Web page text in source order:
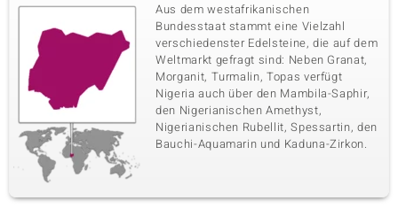
Aus dem westafrikanischen
Bundesstaat stammt eine Vielzahl
verschiedenster Edelsteine, die auf dem
Weltmarkt gefragt sind: Neben Granat,
Morganit, Turmalin, Topas verfügt
Nigeria auch über den Mambila-Saphir,
den Nigerianischen Amethyst,
Nigerianischen Rubellit, Spessartin, den
Bauchi-Aquamarin und Kaduna-Zirkon.